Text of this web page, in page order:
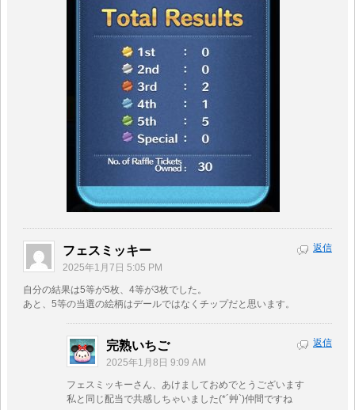
フェスミッキー
2025年1月7日 5:05 PM
自分の結果は5等が5枚、4等が3枚でした。
あと、5等の当選の絵柄はデールではなくチップだと思います。
返信
完熟いちご
2025年1月8日 9:09 AM
フェスミッキーさん、あけましておめでとうございます
私と同じ配当で共感しちゃいました(*´艸`)仲間ですね
返信